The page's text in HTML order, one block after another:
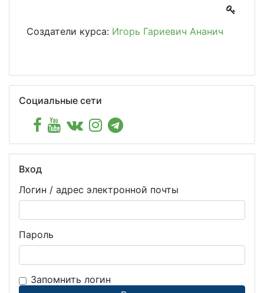
Создатели курса: Игорь Гариевич Ананич
Пропустить Социальные сети
Социальные сети
Пропустить Вход
Вход
Логин / адрес электронной почты
Пароль
Запомнить логин